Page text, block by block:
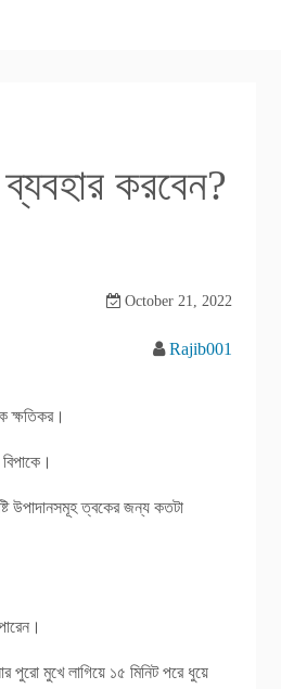
করবেন?
October 21, 2022
Rajib001
ক্ষতিকর।
উপাদানসমূহ ত্বকের জন্য কতটা
পুরো মুখে লাগিয়ে ১৫ মিনিট পরে ধুয়ে